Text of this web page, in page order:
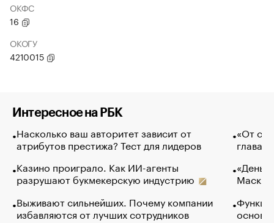
ОКФС
16
ОКОГУ
4210015
Интересное на РБК
Насколько ваш авторитет зависит от
атрибутов престижа? Тест для лидеров
Казино проиграло. Как ИИ-агенты
разрушают букмекерскую индустрию
Выживают сильнейших. Почему компании
избавляются от лучших сотрудников
«От
глава
Маск в
основ